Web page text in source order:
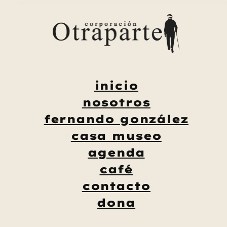
inicio
nosotros
fernando gonzález
casa museo
agenda
café
contacto
dona